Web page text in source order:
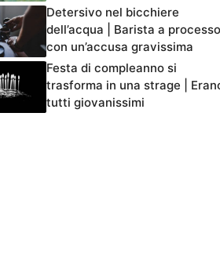
Detersivo nel bicchiere
dell’acqua | Barista a processo
con un’accusa gravissima
Festa di compleanno si
trasforma in una strage |
tutti giovanissimi